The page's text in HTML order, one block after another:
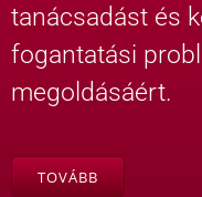
tanácsadást és
fogantatási
megoldásáért.
TOVÁBB